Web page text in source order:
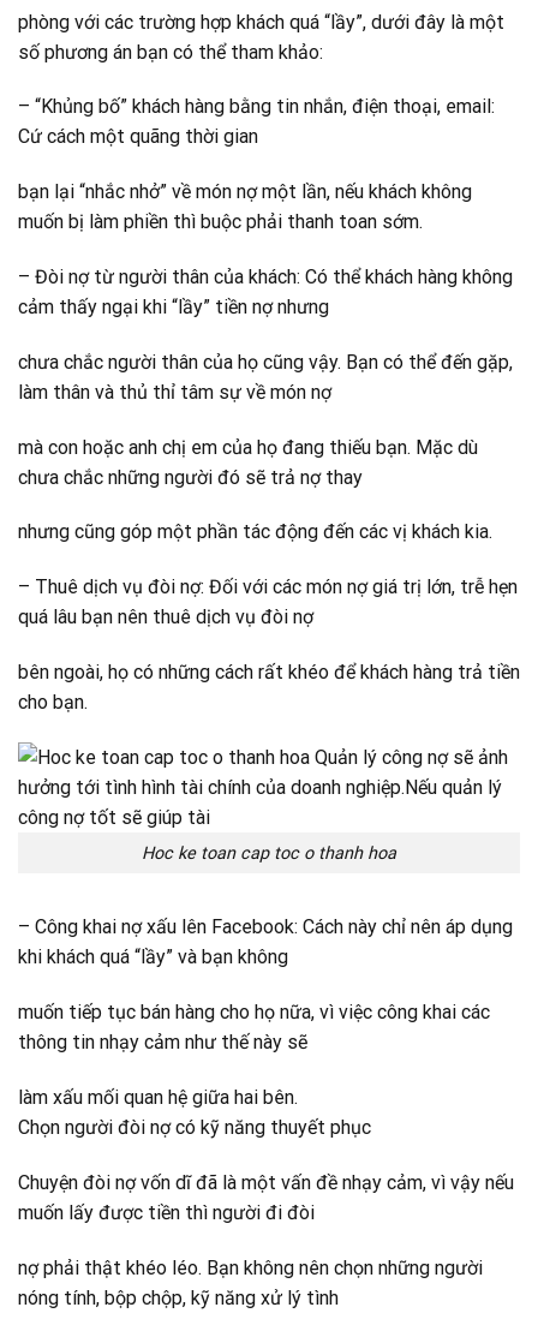
phòng với các trường hợp khách quá “lầy”, dưới đây là một
số phương án bạn có thể tham khảo:
– “Khủng bố” khách hàng bằng tin nhắn, điện thoại, email:
Cứ cách một quãng thời gian
bạn lại “nhắc nhở” về món nợ một lần, nếu khách không
muốn bị làm phiền thì buộc phải thanh toan sớm.
– Đòi nợ từ người thân của khách: Có thể khách hàng không
cảm thấy ngại khi “lầy” tiền nợ nhưng
chưa chắc người thân của họ cũng vậy. Bạn có thể đến gặp,
làm thân và thủ thỉ tâm sự về món nợ
mà con hoặc anh chị em của họ đang thiếu bạn. Mặc dù
chưa chắc những người đó sẽ trả nợ thay
nhưng cũng góp một phần tác động đến các vị khách kia.
– Thuê dịch vụ đòi nợ: Đối với các món nợ giá trị lớn, trễ hẹn
quá lâu bạn nên thuê dịch vụ đòi nợ
bên ngoài, họ có những cách rất khéo để khách hàng trả tiền
cho bạn.
Hoc ke toan cap toc o thanh hoa
– Công khai nợ xấu lên Facebook: Cách này chỉ nên áp dụng
khi khách quá “lầy” và bạn không
muốn tiếp tục bán hàng cho họ nữa, vì việc công khai các
thông tin nhạy cảm như thế này sẽ
làm xấu mối quan hệ giữa hai bên.
Chọn người đòi nợ có kỹ năng thuyết phục
Chuyện đòi nợ vốn dĩ đã là một vấn đề nhạy cảm, vì vậy nếu
muốn lấy được tiền thì người đi đòi
nợ phải thật khéo léo. Bạn không nên chọn những người
nóng tính, bộp chộp, kỹ năng xử lý tình